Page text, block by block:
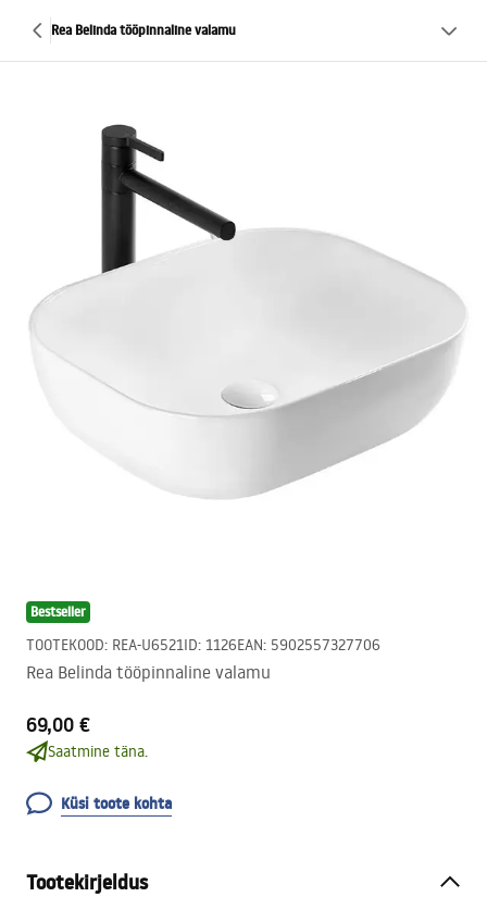
Rea Belinda tööpinnaline valamu
Bestseller
TOOTEKOOD: REA-U6521ID: 1126EAN: 5902557327706
Rea Belinda tööpinnaline valamu
69,00 €
Saatmine täna.
Küsi toote kohta
Tootekirjeldus